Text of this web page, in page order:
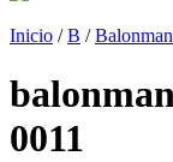
Inicio /B /
0011